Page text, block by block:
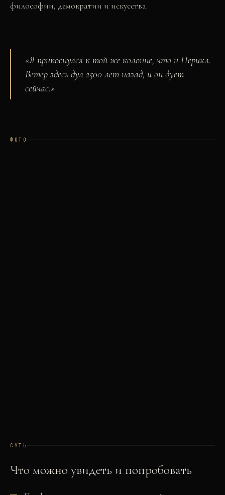
философии, демократии и искусства.
«Я прикоснулся к той же колонне, что и Перикл.
Ветер здесь дул 2500 лет назад, и он дует
сейчас.»
ФОТО
СУТЬ
Что можно увидеть и попробовать